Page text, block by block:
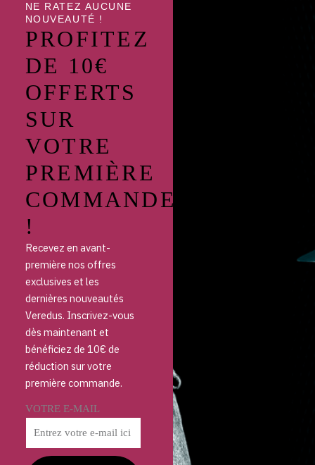
NE RATEZ AUCUNE
NOUVEAUTÉ !
PROFITEZ
DE 10€
OFFERTS
SUR
VOTRE
PREMIÈRE
COMMANDE
!
Recevez en avant-
première nos offres
exclusives et les
dernières nouveautés
Veredus. Inscrivez-vous
dès maintenant et
bénéficiez de 10€ de
réduction sur votre
première commande.
VOTRE E-MAIL